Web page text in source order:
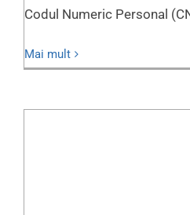
Codul Numeric Personal
Mai mult